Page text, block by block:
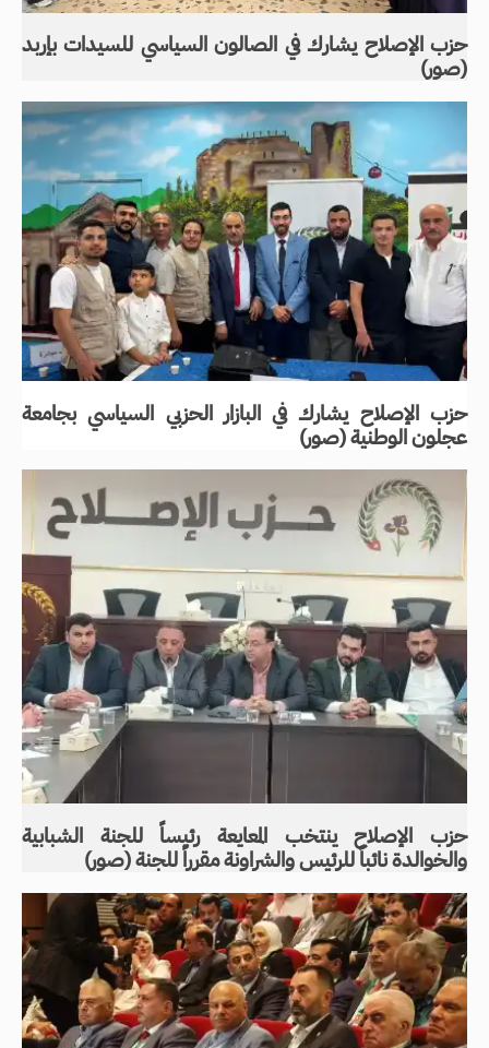
حزب الإصلاح يشارك في الصالون السياسي للسيدات بإربد
(صور)
حزب الإصلاح يشارك في البازار الحزبي السياسي بجامعة
عجلون الوطنية (صور)
حزب الإصلاح ينتخب المعايعة رئيساً للجنة الشبابية
والخوالدة نائباً للرئيس والشراونة مقرراً للجنة (صور)